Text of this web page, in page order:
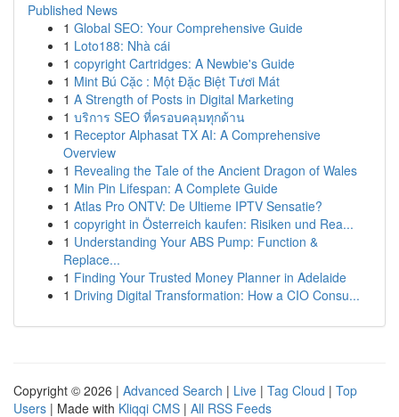
Published News
1 Global SEO: Your Comprehensive Guide
1 Loto188: Nhà cái
1 copyright Cartridges: A Newbie's Guide
1 Mint Bú Cặc : Một Đặc Biệt Tươi Mát
1 A Strength of Posts in Digital Marketing
1 บริการ SEO ที่ครอบคลุมทุกด้าน
1 Receptor Alphasat TX AI: A Comprehensive
Overview
1 Revealing the Tale of the Ancient Dragon of Wales
1 Min Pin Lifespan: A Complete Guide
1 Atlas Pro ONTV: De Ultieme IPTV Sensatie?
1 copyright in Österreich kaufen: Risiken und Rea...
1 Understanding Your ABS Pump: Function &
Replace...
1 Finding Your Trusted Money Planner in Adelaide
1 Driving Digital Transformation: How a CIO Consu...
Copyright © 2026 | Advanced Search | Live | Tag Cloud | Top
Users | Made with Kliqqi CMS | All RSS Feeds